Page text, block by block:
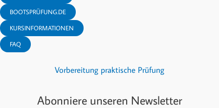
BOOTSPRÜFUNG.DE
KURSINFORMATIONEN
FAQ
Vorbereitung praktische Prüfung
Abonniere unseren Newsletter